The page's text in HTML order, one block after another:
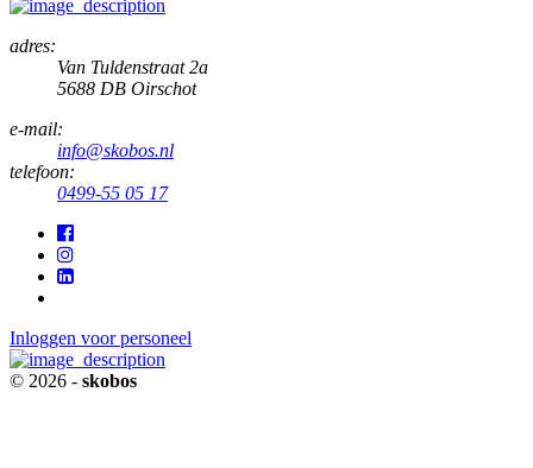
adres:
Van Tuldenstraat 2a
5688 DB Oirschot
e-mail:
info@skobos.nl
telefoon:
0499-55 05 17
Inloggen voor personeel
© 2026 - skobos